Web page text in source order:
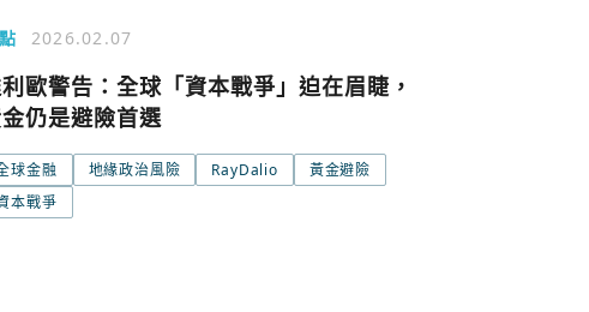
2026.02.07
歐警告：全球「資本戰爭」迫在眉睫，
仍是避險首選
球金融 地緣政治風險 RayDalio
黃金避險
本戰爭
下帳號繼續
即可回到加密城市 關閉